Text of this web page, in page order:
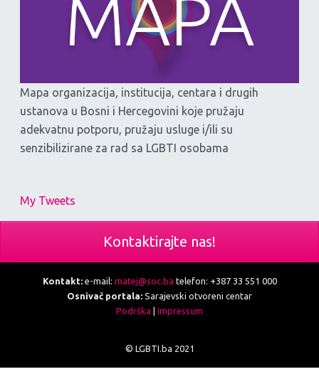
Mapa organizacija, institucija, centara i drugih
ustanova u Bosni i Hercegovini koje pružaju
adekvatnu potporu, pružaju usluge i/ili su
senzibilizirane za rad sa LGBTI osobama
My Tweets
Kontaktirajte nas!
Kontakt:e-mail: matej@soc.ba telefon: +387 33 551 000
Osnivač portala: Sarajevski otvoreni centar
Podrška | Impressum
© LGBTI.ba 2021